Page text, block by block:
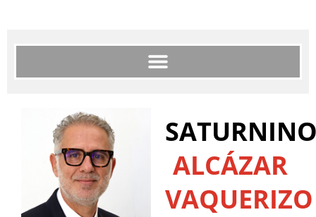
ALCÁZAR
VAQUERIZO